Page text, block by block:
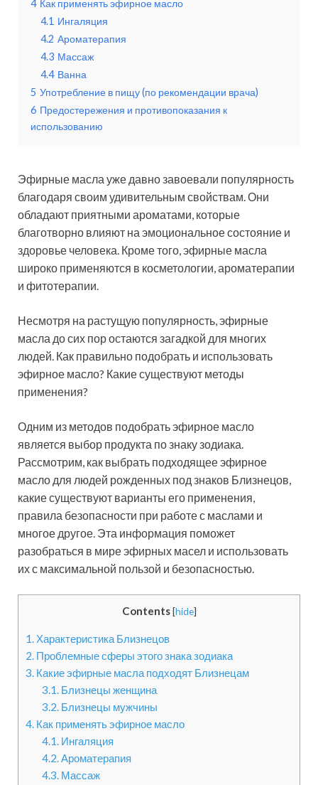
4 Как применять эфирное масло
4.1 Ингаляция
4.2 Ароматерапия
4.3 Массаж
4.4 Ванна
5 Употребление в пищу (по рекомендации врача)
6 Предостережения и противопоказания к
использованию
Эфирные масла уже давно завоевали популярность
благодаря своим удивительным свойствам. Они
обладают приятными ароматами, которые
благотворно влияют на эмоциональное состояние и
здоровье человека. Кроме того, эфирные масла
широко применяются в косметологии, ароматерапии
и фитотерапии.
Несмотря на растущую популярность, эфирные
масла до сих пор остаются загадкой для многих
людей. Как правильно подобрать и использовать
эфирное масло? Какие существуют методы
применения?
Одним из методов подобрать эфирное масло
является выбор продукта по знаку зодиака.
Рассмотрим, как выбрать подходящее эфирное
масло для людей рожденных под знаков Близнецов,
какие существуют варианты его применения,
правила безопасности при работе с маслами и
многое другое. Эта информация поможет
разобраться в мире эфирных масел и использовать
их с максимальной пользой и безопасностью.
Contents [hide]
1. Характеристика Близнецов
2. Проблемные сферы этого знака зодиака
3. Какие эфирные масла подходят Близнецам
3.1.Близнецы женщина
3.2.Близнецы мужчины
4. Как применять эфирное масло
4.1.Ингаляция
4.2.Ароматерапия
4.3.Массаж